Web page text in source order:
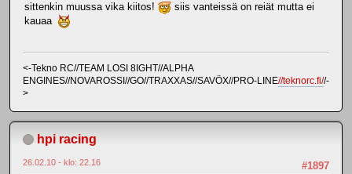
sittenkin muussa vika kiitos!
siis vanteissä on reiät mutta ei
kauaa
<-Tekno RC//TEAM LOSI 8IGHT//ALPHA
ENGINES//NOVAROSSI//GO//TRAXXAS//SAVÖX//PRO-LINE//teknorc.fi//-
>
hpi racing
#1897
26.02.10 - klo: 22.16